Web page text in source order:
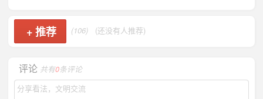
+推荐 (106) (还没有人推荐)
评论 共有0条评论